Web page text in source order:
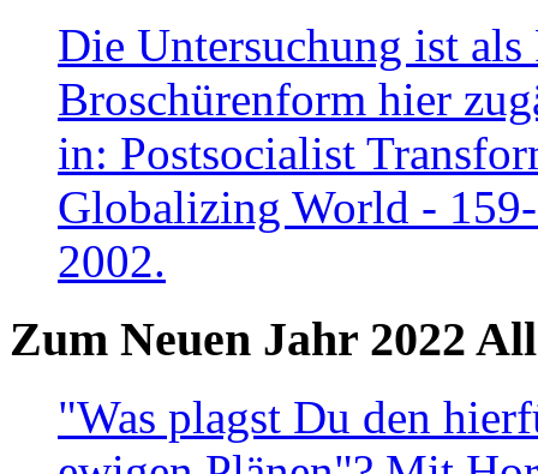
Die Untersuchung ist
Broschürenform hier
in: Postsocialist
Globalizing World -
2002.
Zum Neuen Jahr 2022
"Was plagst Du den